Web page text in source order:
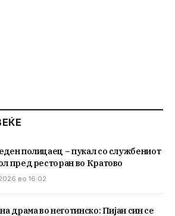
полицаец – пукал со службениот
пред ресторан во Кратово
во 16:02
драма во неготинско: Пијан син се